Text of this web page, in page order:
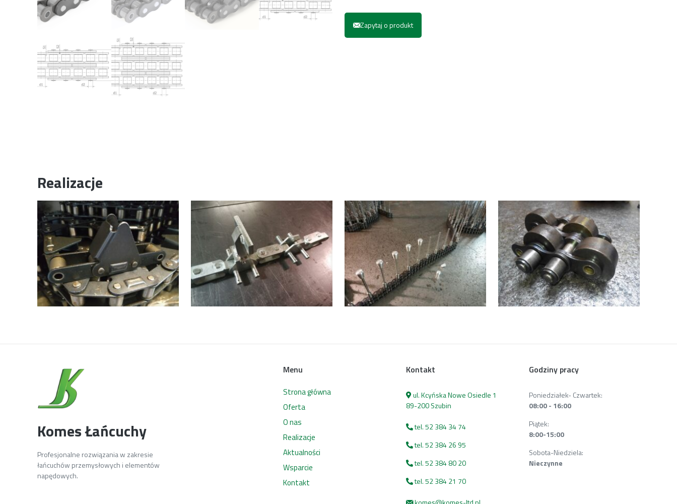
Zapytaj o produkt
Realizacje
Komes Łańcuchy
Profesjonalne rozwiązania w zakresie
łańcuchów przemysłowych i elementów
napędowych.
Menu
Strona główna
Oferta
O nas
Realizacje
Aktualności
Wsparcie
Kontakt
Kontakt
ul. Kcyńska Nowe Osiedle 1
89-200 Szubin
tel. 52 384 34 74
tel. 52 384 26 95
tel. 52 384 80 20
tel. 52 384 21 70
Godziny pracy
Poniedziałek- Czwartek:
08:00 - 16:00
Piątek:
8:00-15:00
Sobota-Niedziela:
Nieczynne